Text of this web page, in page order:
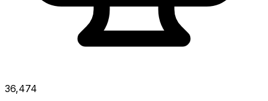
36,474